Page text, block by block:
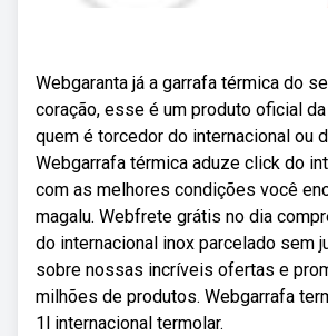
Webgaranta já a garrafa térmica do
coração, esse é um produto oficial
quem é torcedor do internacional ou
Webgarrafa térmica aduze click do
com as melhores condições você
magalu. Webfrete grátis no dia
do internacional inox parcelado sem
sobre nossas incríveis ofertas e
milhões de produtos. Webgarrafa
1l internacional termolar.